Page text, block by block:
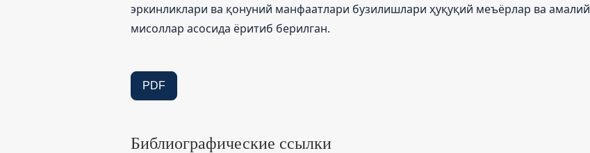
эркинликлари ва қонуний манфаатлари бузилишлари ҳуқуқий меъёрлар ва амалий
мисоллар асосида ёритиб берилган.
PDF
Библиографические ссылки